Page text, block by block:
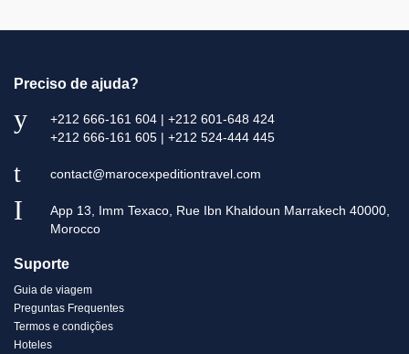
Preciso de ajuda?
+212 666-161 604 | +212 601-648 424
+212 666-161 605 | +212 524-444 445
contact@marocexpeditiontravel.com
App 13, Imm Texaco, Rue Ibn Khaldoun Marrakech 40000,
Morocco
Suporte
Guia de viagem
Preguntas Frequentes
Termos e condições
Hoteles